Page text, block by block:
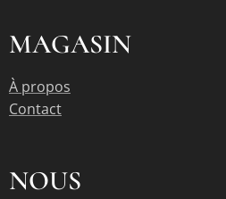
MAGASIN
À propos
Contact
NOUS